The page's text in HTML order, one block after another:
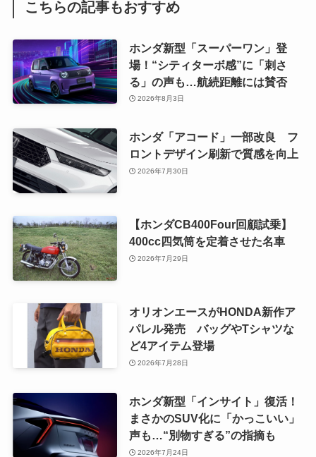
こちらの記事もおすすめ
ホンダ新型「スーパーワン」登
場！“シティターボ感”に「刺さ
る」の声も…航続距離には賛否
2026年8月3日
ホンダ「アコード」一部改良 フ
ロントデザイン刷新で質感を向上
2026年7月30日
【ホンダCB400Four回顧試乗】
400cc四気筒を定着させた名車
2026年7月29日
オリオンエースがHONDA新作ア
パレル発売 バッグやTシャツな
ど4アイテム登場
2026年7月28日
ホンダ新型「インサイト」復活！
まさかのSUV化に「かっこいい」
声も…“別物すぎる”の指摘も
2026年7月24日